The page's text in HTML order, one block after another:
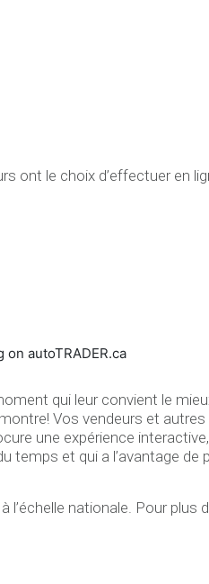
le choix d’effectuer en
qui leur convient le
Vos vendeurs et
une expérience
temps et qui a l’avantage
nationale. Pour plus